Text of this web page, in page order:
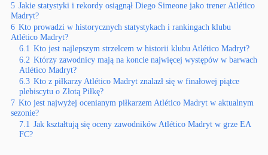
5 Jakie statystyki i rekordy osiągnął Diego Simeone jako trener Atlético
Madryt?
6 Kto prowadzi w historycznych statystykach i rankingach klubu
Atlético Madryt?
6.1 Kto jest najlepszym strzelcem w historii klubu Atlético Madryt?
6.2 Którzy zawodnicy mają na koncie najwięcej występów w barwach
Atlético Madryt?
6.3 Kto z piłkarzy Atlético Madryt znalazł się w finałowej piątce
plebiscytu o Złotą Piłkę?
7 Kto jest najwyżej ocenianym piłkarzem Atlético Madryt w aktualnym
sezonie?
7.1 Jak kształtują się oceny zawodników Atlético Madryt w grze EA
FC?